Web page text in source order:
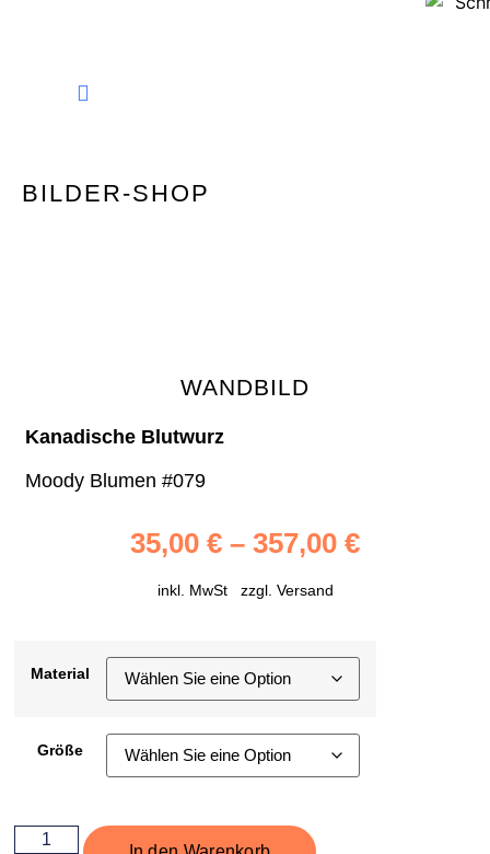
BILDER-SHOP
WANDBILD
Kanadische Blutwurz
Moody Blumen #079
35,00 € – 357,00 €
inkl. MwSt zzgl. Versand
Material
Größe